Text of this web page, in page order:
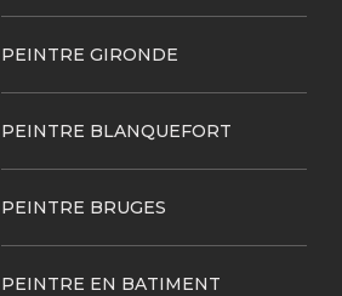
PEINTRE GIRONDE
PEINTRE BLANQUEFORT
PEINTRE BRUGES
PEINTRE EN BATIMENT